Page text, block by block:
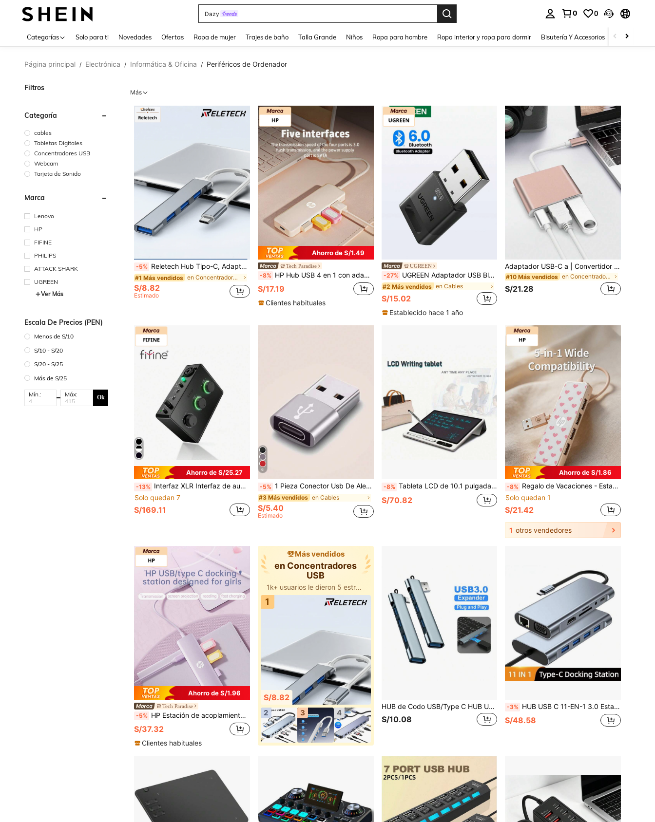
Dazy
0 0
Categorías Solo para ti Novedades Ofertas Ropa de mujer Trajes de baño Talla Grande Niños Ropa para hombre Ropa interior y ropa para dormir Bisutería Y Accesorios Zapatos
Página principal / Electrónica / Informática & Oficina / Periféricos de Ordenador
Filtros
Categoría
cables
Tabletas Digitales
Concentradores USB
Webcam
Tarjeta de Sonido
Marca
Lenovo
HP
FIFINE
PHILIPS
ATTACK SHARK
UGREEN
Ver Más
Escala De Precios (PEN)
Menos de S/10
S/10 - S/20
S/20 - S/25
Más de S/25
Mín.: Máx: Ok
Más
-5% Reletech Hub Tipo-C, Adaptador USB-C, Divisor 3.0 Compatible con Portátiles Apple, Proyección 4K, Carga PD, Estación de Expansión 4 en 1
#1 Más vendidos en Concentradores USB
S/8.82
Estimado
Ahorro de S/1.49
Tech Paradise
-8% HP Hub USB 4 en 1 con adaptador de carga tipo C, compatible con portátiles Apple, admite proyección 4K y carga PD, disponible en negro, blanco, beige y plateado
S/17.19
Clientes habituales
UGREEN
-27% UGREEN Adaptador USB Bluetooth 5.4 para PC, altavoces, ratón inalámbrico, teclado, receptor y transmisor de música y audio Bluetooth
#2 Más vendidos en Cables
S/15.02
Establecido hace 1 año
Adaptador USB-C a | Convertidor Tipo-C a Divisor | Hub de expansión multifuncional de 3 en 1 adecuado para portátiles, computadoras de escritorio y tabletas con Tipo-C
#10 Más vendidos en Concentradores USB
S/21.28
Ahorro de S/25.27
-13% Interfaz XLR Interfaz de audio USB para grabación, compatible con monitoreo, alimentación fantasma de 48V, perilla de ganancia, adecuado para podcasting, grabación de instrumentos, guitarra, creación de contenido de video, mezclador de audio para PC, compatible con Vocal-FIFINE Ampli1
Solo quedan 7
S/169.11
6
-5% 1 Pieza Conector Usb De Aleación De Aluminio A Tipo C, Adecuado Para Carga, Transmisión De Datos Y Conversión De Interfaz De Teléfonos Móviles, Ordenadores Y Cámaras
#3 Más vendidos en Cables
S/5.40
Estimado
-8% Tableta LCD de 10.1 pulgadas (con funda protectora) - Ideal para tomar notas, bocetos y creación de arte digital - Adecuada para el hogar, la escuela, la oficina y otros entornos, una excelente tableta de notas.
S/70.82
Ahorro de S/1.86
-8% Regalo de Vacaciones - Estación de Acoplamiento USB-C 4 en 1 de HP -- Adaptador/Divisor de Carga Tipo-C (Soporta HDMI 4K), Puerto de Carga USB Integrado, Puerto de Red, Adaptador de Alimentación y Función de Estación de Carga 5V 0.5A, Estación de Acoplamiento Multipuerto (Diseño de Corazón Rosa).
Solo quedan 1
S/21.42
1 otros vendedores
Ahorro de S/1.96
Tech Paradise
-5% HP Estación de acoplamiento USB con adaptador de carga Type C 3.0 Splitter compatible con portátil Apple, convertidor de proyección 4K, estación de acoplamiento de carga PD de cuatro en uno (negro, blanco, té con leche, plateado)
S/37.32
Clientes habituales
Más vendidos
en Concentradores
USB
1k+ usuarios le dieron 5 estrellas
1
S/8.82
2 3 4
HUB de Codo USB/Type C HUB USB3.0 Estación de Acoplamiento HUB USB de 4 Puertos Adaptador HUB Type C
S/10.08
-3% HUB USB C 11-EN-1 3.0 Estación de Acoplamiento Tipo-C Divisor a HDTV 4K 1080P VGA 100mbps RJ45 Ethernet Lector de Tarjetas SD/TF USB 3.0 Carga PD 87W Audio AUX 3.5mm
S/48.58